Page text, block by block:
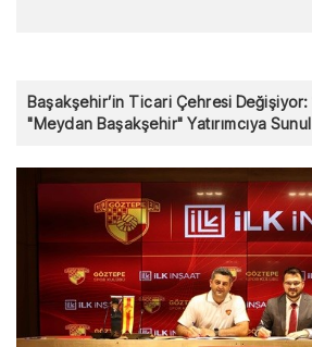
Başakşehir’in Ticari Çehresi Değişiyor:
"Meydan Başakşehir" Yatırımcıya